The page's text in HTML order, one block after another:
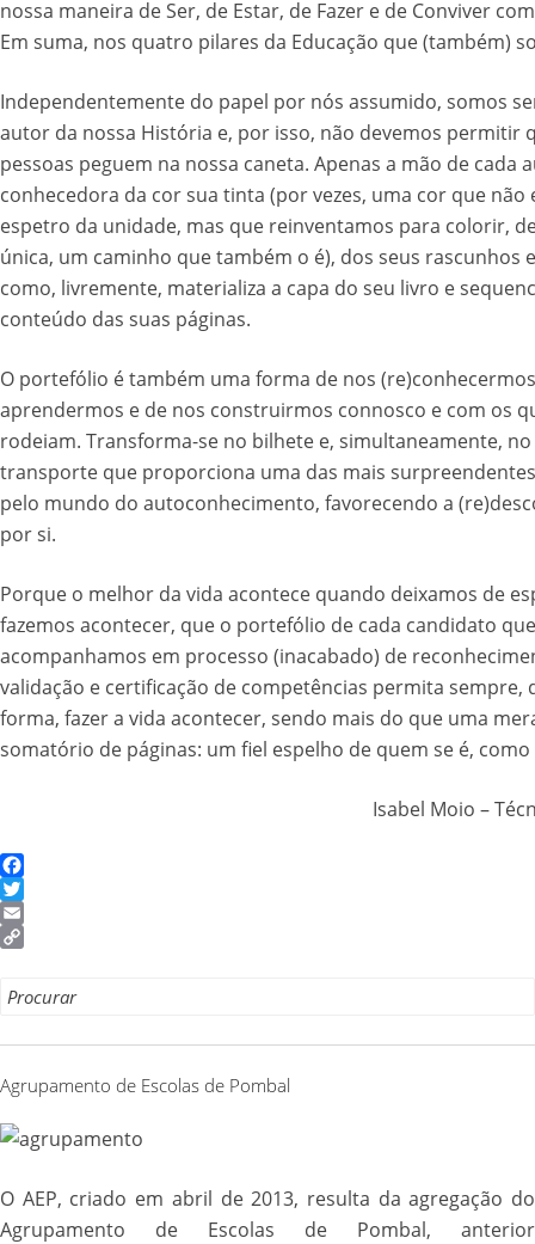
nossa maneira de Ser, de Estar, de Fazer e de Conviver
Em suma, nos quatro pilares da Educação que (também)
Independentemente do papel por nós assumido, somos
autor da nossa História e, por isso, não devemos permitir
pessoas peguem na nossa caneta. Apenas a mão de cada
conhecedora da cor sua tinta (por vezes, uma cor que não
espetro da unidade, mas que reinventamos para colorir,
única, um caminho que também o é), dos seus rascunhos
como, livremente, materializa a capa do seu livro e
conteúdo das suas páginas.
O portefólio é também uma forma de nos
aprendermos e de nos construirmos connosco e com os
rodeiam. Transforma-se no bilhete e, simultaneamente,
transporte que proporciona uma das mais
pelo mundo do autoconhecimento, favorecendo a
por si.
Porque o melhor da vida acontece quando deixamos de
fazemos acontecer, que o portefólio de cada candidato que
acompanhamos em processo (inacabado) de
validação e certificação de competências permita sempre,
forma, fazer a vida acontecer, sendo mais do que uma
somatório de páginas: um fiel espelho de quem se é,
Isabel Moio –
Facebook
Twitter
Email
Link
Search
Agrupamento de Escolas de Pombal
O AEP, criado em abril de 2013, resulta da agregação do
Agrupamento de Escolas de Pombal, anterior